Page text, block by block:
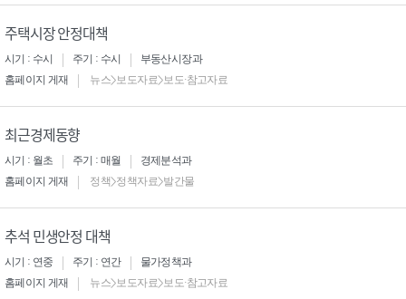
주택시장 안정대책
시기 : 수시 주기 : 수시
부동산시장과
홈페이지 게재
뉴스>보도자료>보도·참고자료
최근경제동향
시기 : 월초 주기 : 매월
경제분석과
홈페이지 게재
정책>정책자료>발간물
추석 민생안정 대책
시기 : 연중 주기 : 연간
물가정책과
홈페이지 게재
뉴스>보도자료>보도·참고자료